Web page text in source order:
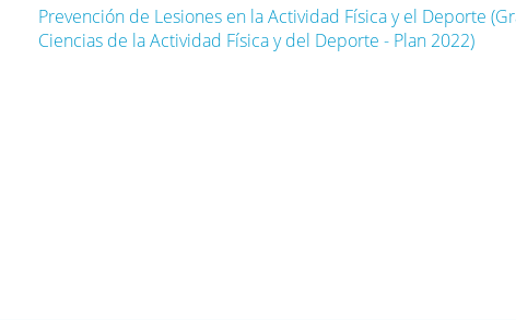
Prevención de Lesiones en la Actividad Física y el Deporte
Ciencias de la Actividad Física y del Deporte - Plan 2022)